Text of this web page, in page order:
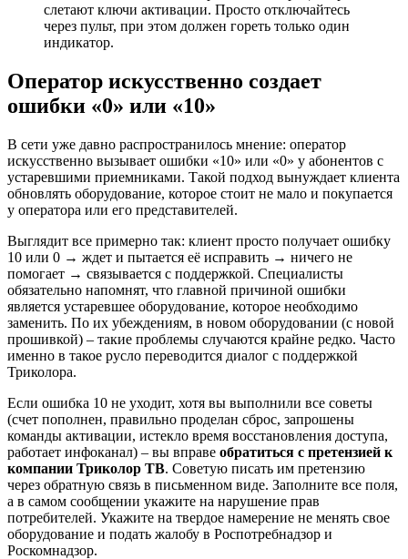
слетают ключи активации. Просто отключайтесь
через пульт, при этом должен гореть только один
индикатор.
Оператор искусственно создает
ошибки «0» или «10»
В сети уже давно распространилось мнение: оператор
искусственно вызывает ошибки «10» или «0» у абонентов с
устаревшими приемниками. Такой подход вынуждает клиента
обновлять оборудование, которое стоит не мало и покупается
у оператора или его представителей.
Выглядит все примерно так: клиент просто получает ошибку
10 или 0 → ждет и пытается её исправить → ничего не
помогает → связывается с поддержкой. Специалисты
обязательно напомнят, что главной причиной ошибки
является устаревшее оборудование, которое необходимо
заменить. По их убеждениям, в новом оборудовании (с новой
прошивкой) – такие проблемы случаются крайне редко. Часто
именно в такое русло переводится диалог с поддержкой
Триколора.
Если ошибка 10 не уходит, хотя вы выполнили все советы
(счет пополнен, правильно проделан сброс, запрошены
команды активации, истекло время восстановления доступа,
работает инфоканал) – вы вправе обратиться с претензией к
компании Триколор ТВ. Советую писать им претензию
через обратную связь в письменном виде. Заполните все поля,
а в самом сообщении укажите на нарушение прав
потребителей. Укажите на твердое намерение не менять свое
оборудование и подать жалобу в Роспотребнадзор и
Роскомнадзор.